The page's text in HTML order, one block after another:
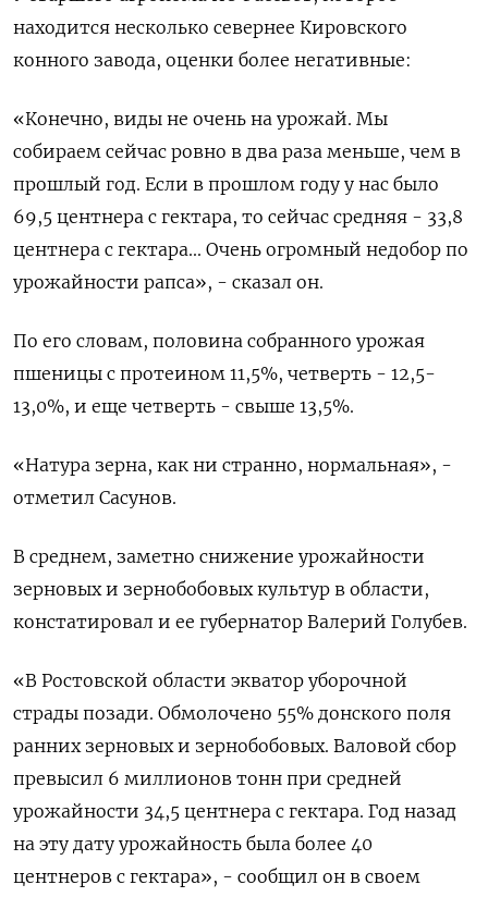
находится несколько севернее Кировского
конного завода, оценки более негативные:
«Конечно, виды не очень на урожай. Мы
собираем сейчас ровно в два раза меньше, чем в
прошлый год. Если в прошлом году у нас было
69,5 центнера с гектара, то сейчас средняя - 33,8
центнера с гектара... Очень огромный недобор по
урожайности рапса», - сказал он.
По его словам, половина собранного урожая
пшеницы с протеином 11,5%, четверть - 12,5-
13,0%, и еще четверть - свыше 13,5%.
«Натура зерна, как ни странно, нормальная», -
отметил Сасунов.
В среднем, заметно снижение урожайности
зерновых и зернобобовых культур в области,
констатировал и ее губернатор Валерий Голубев.
«В Ростовской области экватор уборочной
страды позади. Обмолочено 55% донского поля
ранних зерновых и зернобобовых. Валовой сбор
превысил 6 миллионов тонн при средней
урожайности 34,5 центнера с гектара. Год назад
на эту дату урожайность была более 40
центнеров с гектара», - сообщил он в своем